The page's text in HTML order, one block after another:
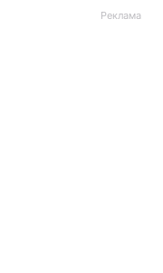
Реклама